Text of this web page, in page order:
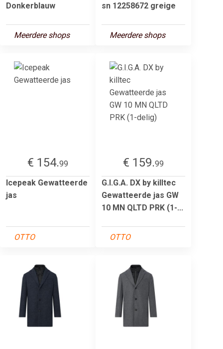
Donkerblauw
Meerdere shops
sn 12258672 greige
Meerdere shops
€ 154.99
Icepeak Gewatteerde
jas
OTTO
€ 159.99
G.I.G.A. DX by killtec
Gewatteerde jas GW
10 MN QLTD PRK (1-...
OTTO